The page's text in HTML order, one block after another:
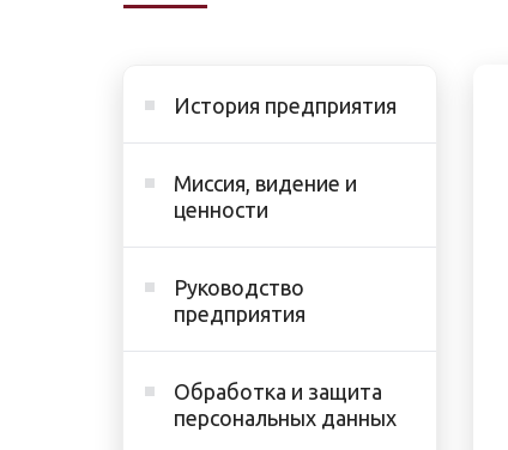
История предприятия
Миссия, видение и
ценности
Руководство
предприятия
Обработка и защита
персональных данных